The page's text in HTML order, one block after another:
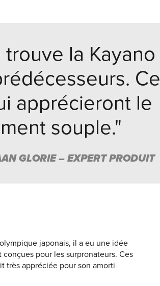
la Kayano
Ce
apprécieront le
souple."
GLORIE – EXPERT PRODUIT
japonais, il a eu une idée
pour les surpronateurs. Ces
très appréciée pour son amorti